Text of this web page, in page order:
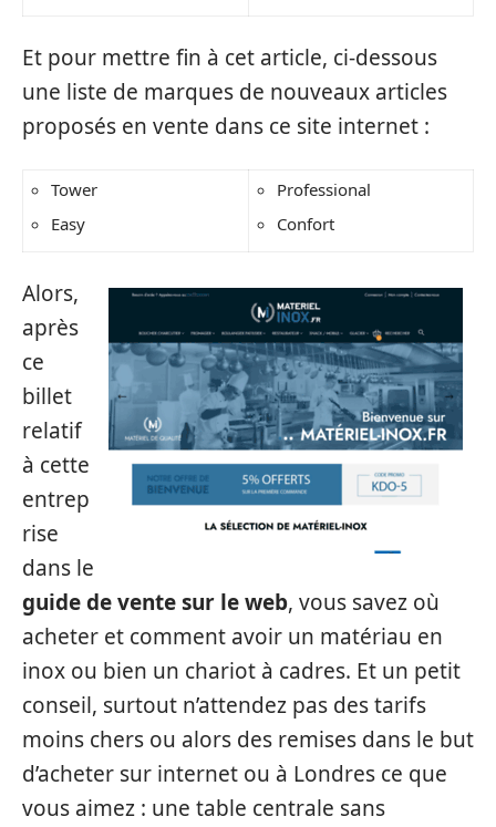
Et pour mettre fin à cet article, ci-dessous
une liste de marques de nouveaux articles
proposés en vente dans ce site internet :
Tower
Easy
Professional
Confort
Alors,
après
ce
billet
relatif
à cette
entrep
rise
dans le
guide de vente sur le web, vous savez où
acheter et comment avoir un matériau en
inox ou bien un chariot à cadres. Et un petit
conseil, surtout n’attendez pas des tarifs
moins chers ou alors des remises dans le but
d’acheter sur internet ou à Londres ce que
vous aimez : une table centrale sans